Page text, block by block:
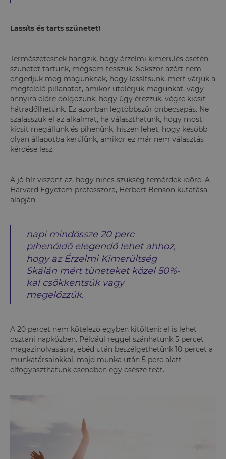
Lassíts és tarts szünetet!
Természetesnek hangzik, hogy érzelmi kimerülés esetén
szünetet tartunk, mégsem tesszük. Sokszor azért nem
engedjük meg magunknak, hogy lassítsunk, mert várjuk a
megfelelő pillanatot, amikor utolérjük magunkat, vagy
annyira előre dolgozunk, hogy úgy érezzük, végre kicsit
hátradőlhetünk. Ez azonban legtöbbször önbecsapás. Ne
szalasszuk el az alkalmat, ha választhatunk, hogy most
kicsit megállunk és pihenünk, hiszen lehet, hogy később
olyan állapotba kerülünk, amikor ez már nem választás
kérdése lesz.
A jó hír viszont az, hogy nincs szükség temérdek időre. A
Harvard Egyetem professzora, Herbert Benson kutatása
alapján
napi mindössze 20 perc
pihenőidő elegendő lehet ahhoz,
hogy az Érzelmi Kimerültség
Skálán mért tüneteket közel 50%-
kal csökkentsük vagy
megelőzzük.
A 20 percet nem kötelező egyben kitölteni: el is lehet
osztani napközben. Például reggel szánhatunk 5 percet
magazinolvasásra, ebéd után beszélgethetünk 10 percet a
munkatársainkkal, majd munka után 5 perc alatt
elfogyaszthatunk csendben egy csésze teát.